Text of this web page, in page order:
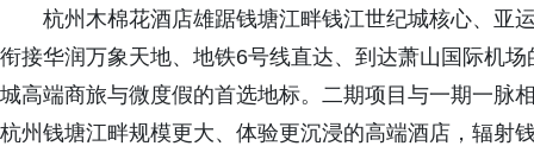
杭州木棉花酒店雄踞钱塘江畔钱江世纪城核心、亚
衔接华润万象天地、地铁6号线直达、到达萧山国际机
城高端商旅与微度假的首选地标。二期项目与一期一脉
杭州钱塘江畔规模更大、体验更沉浸的高端酒店，辐射